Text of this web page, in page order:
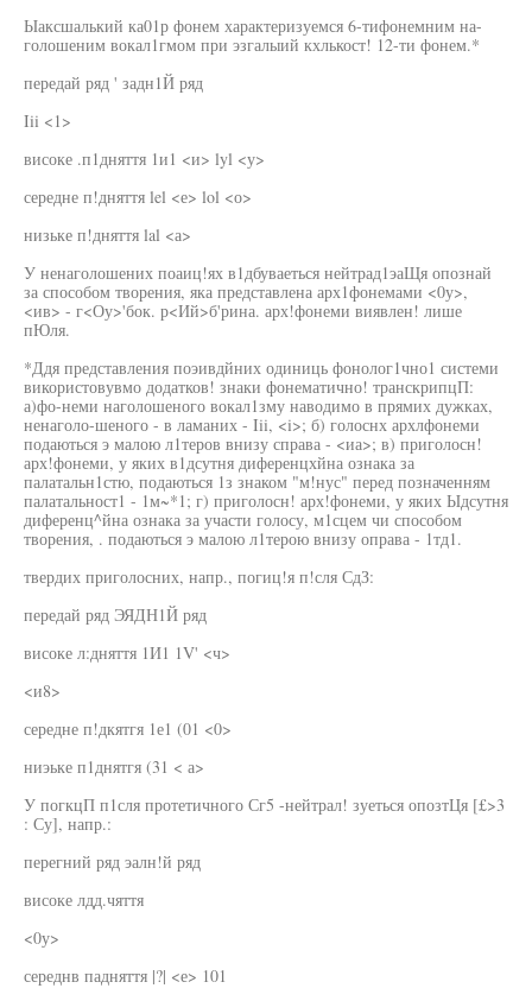
Ыаксшалький ка01р фонем характеризуемся 6-тифонемним на-
голошеним вокал1гмом при эзгалыий кхлькост! 12-ти фонем.*
передай ряд ' задн1Й ряд
Iii <1>
високе .п1дняття 1и1 <и> lyl <у>
середне п!дняття lel <е> lol <о>
низьке п!дняття lal <а>
У ненаголошених поаиц!ях в1дбуваеться нейтрад1эаЩя опознай
за способом творения, яка представлена арх1фонемами <0у>,
<ив> - г<Оу>'бок. р<Ий>б'рина. арх!фонеми виявлен! лише
пЮля.
*Ддя представления поэивдйних одиниць фонолог1чно1 системи
використовувмо додатков! знаки фонематично! транскрипцП:
а)фо-неми наголошеного вокал1зму наводимо в прямих дужках,
ненаголо-шеного - в ламаних - Iii, <i>; б) голоснх архлфонеми
подаються э малою л1теров внизу справа - <иа>; в) приголосн!
арх!фонеми, у яких в1дсутня диференцхйна ознака за
палатальн1стю, подаються 1з знаком "м!нус" перед позначенням
палатальност1 - 1м~*1; г) приголосн! арх!фонеми, у яких Ыдсутня
диференц^йна ознака за участи голосу, м1сцем чи способом
творения, . подаються э малою л1терою внизу оправа - 1тд1.
твердих приголосних, напр., погиц!я п!сля СдЗ:
передай ряд ЭЯДН1Й ряд
високе л:дняття 1И1 1V' <ч>
<и8>
середне п!дкятгя 1е1 (01 <0>
ниэьке п1днятгя (31 < а>
У погкцП п1сля протетичного Сг5 -нейтрал! зуеться опозтЦя [£>3
: Су], напр.:
перегний ряд эалн!й ряд
високе лдд.чяття
<0у>
середнв падняття |?| <е> 101